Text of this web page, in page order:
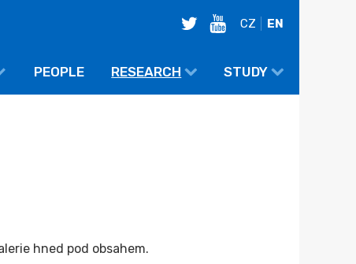
PEOPLE RESEARCH STUDY
twitteryoutube
CZ EN
hned pod obsahem.